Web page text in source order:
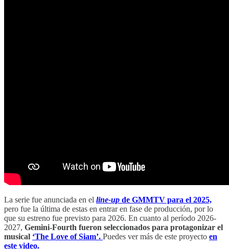
La serie fue anunciada en el line-up de GMMTV para el 2025,
pero fue la última de estas en entrar en fase de producción, por lo
que su estreno fue previsto para 2026. En cuanto al período 2026-
2027, Gemini-Fourth fueron seleccionados para protagonizar el
musical ‘The Love of Siam’. Puedes ver más de este proyecto en
este video.